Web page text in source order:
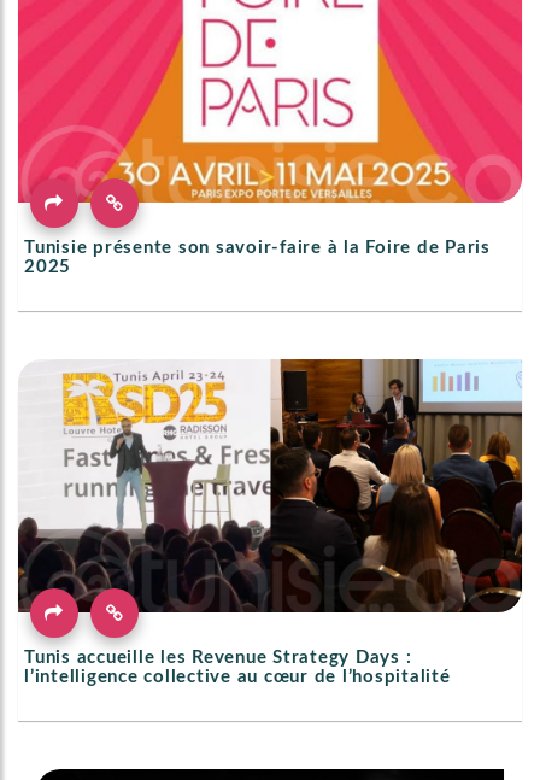
Tunisie présente son savoir-faire à la Foire de Paris
2025
Tunis accueille les Revenue Strategy Days :
l’intelligence collective au cœur de l’hospitalité